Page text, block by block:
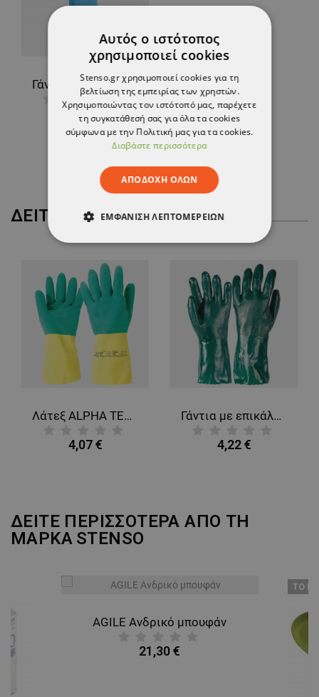
Γάντια λατέξ/νεοπρένιο SHOWA CHEM MASTER
2,86 €
-10%
2,58 €
ΔΕΊΤΕ ΠΕΡΙΣΣΌΤΕΡΑ
Λάτεξ ALPHA TEC Γάντια Νεοπρενίου +
4,07 €
Γάντια με επικάλυψη PVC TOMGREEN
4,22 €
ΔΕΙΤΕ ΠΕΡΙΣΣΟΤΕΡΑ ΑΠΟ ΤΗ
ΜΑΡΚΑ STENSO
AGILE Ανδρικό μπουφάν
21,30 €
ТΟ
Αυτός ο ιστότοπος
χρησιμοποιεί cookies
Stenso.gr χρησιμοποιεί cookies για τη
βελτίωση της εμπειρίας των χρηστών.
Χρησιμοποιώντας τον ιστότοπό μας, παρέχετε
τη συγκατάθεσή σας για όλα τα cookies
σύμφωνα με την Πολιτική μας για τα cookies.
Διαβάστε περισσότερα
ΑΠΟΔΟΧΉ ΌΛΩΝ
ΕΜΦΆΝΙΣΗ ΛΕΠΤΟΜΕΡΕΙΏΝ
ΑΠΌΔΟΣΗΣ ΣΤΌΧΕΥΣΗΣ
ΛΕΙΤΟΥΡΓΙΚΌΤΗΤΑΣ
ΜΗ ΤΑΞΙΝΟΜΗΜΈΝΑ